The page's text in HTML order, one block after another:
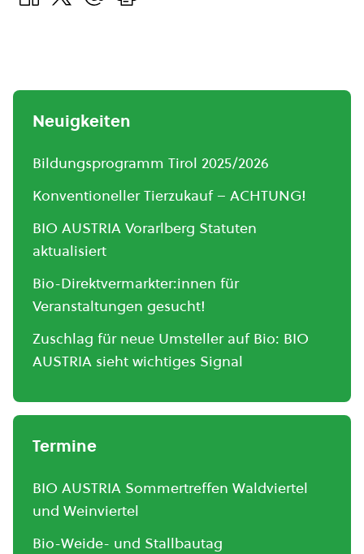
Neuigkeiten
Bildungsprogramm Tirol 2025/2026
Konventioneller Tierzukauf – ACHTUNG!
BIO AUSTRIA Vorarlberg Statuten
aktualisiert
Bio-Direktvermarkter:innen für
Veranstaltungen gesucht!
Zuschlag für neue Umsteller auf Bio: BIO
AUSTRIA sieht wichtiges Signal
Termine
BIO AUSTRIA Sommertreffen Waldviertel
und Weinviertel
Bio-Weide- und Stallbautag